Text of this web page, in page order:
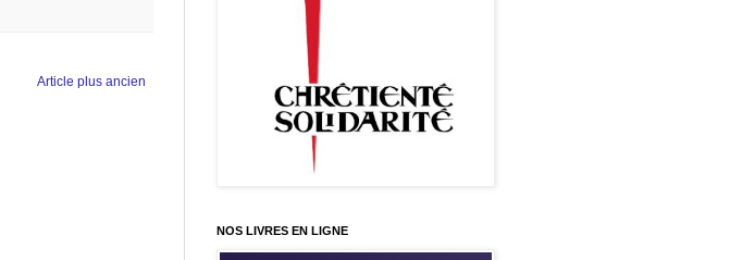
Article plus ancien
NOS LIVRES EN LIGNE